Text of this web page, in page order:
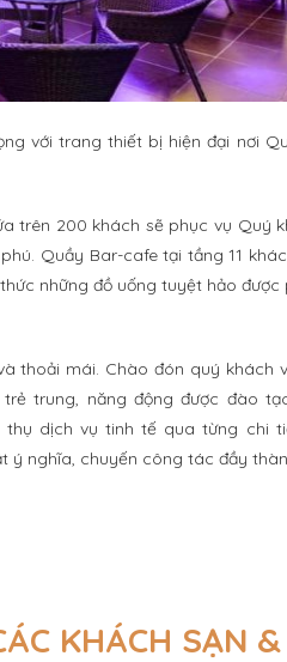
với trang thiết bị hiện đại nơi
trên 200 khách sẽ phục vụ Quý
Quầy Bar-cafe tại tầng 11
những đồ uống tuyệt hảo được
thoải mái. Chào đón quý khách
trung, năng động được đào
thụ dịch vụ tinh tế qua từng chi
ý nghĩa, chuyến công tác đầy
KHÁCH SẠN